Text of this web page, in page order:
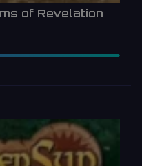
of Revelation